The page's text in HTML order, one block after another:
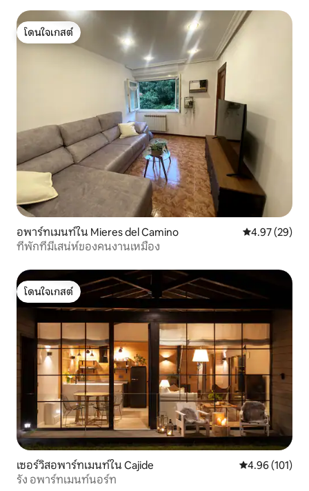
โดนใจเกสต์
โดนใจเกสต์
อพาร์ทเมนท์ใน Mieres del Camino คะแนนเฉลี่ย
4.97 (29)
ที่พักที่มีเสน่ห์ของคนงานเหมือง
โดนใจเกสต์
โดนใจเกสต์
เซอร์วิสอพาร์ทเมนท์ใน Cajide คะแนนเฉลี่ย
4.96 (101)
รัง อพาร์ทเมนท์นอร์ท